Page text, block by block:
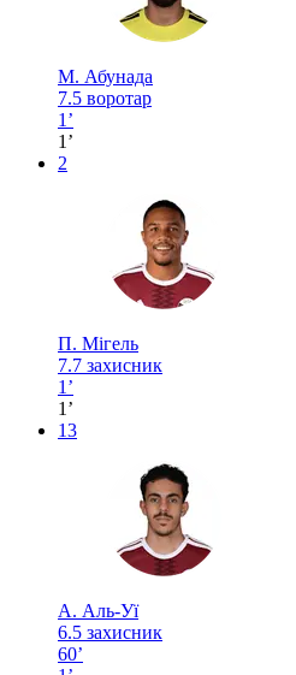
М. Абунада
7.5 воротар
1’
1’
2
П. Мігель
7.7 захисник
1’
1’
13
А. Аль-Уї
6.5 захисник
60’